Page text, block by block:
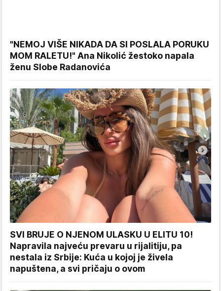
"NEMOJ VIŠE NIKADA DA SI POSLALA PORUKU
MOM RALETU!" Ana Nikolić žestoko napala
ženu Slobe Radanovića
SVI BRUJE O NJENOM ULASKU U ELITU 10!
Napravila najveću prevaru u rijalitiju, pa
nestala iz Srbije: Kuća u kojoj je živela
napuštena, a svi pričaju o ovom